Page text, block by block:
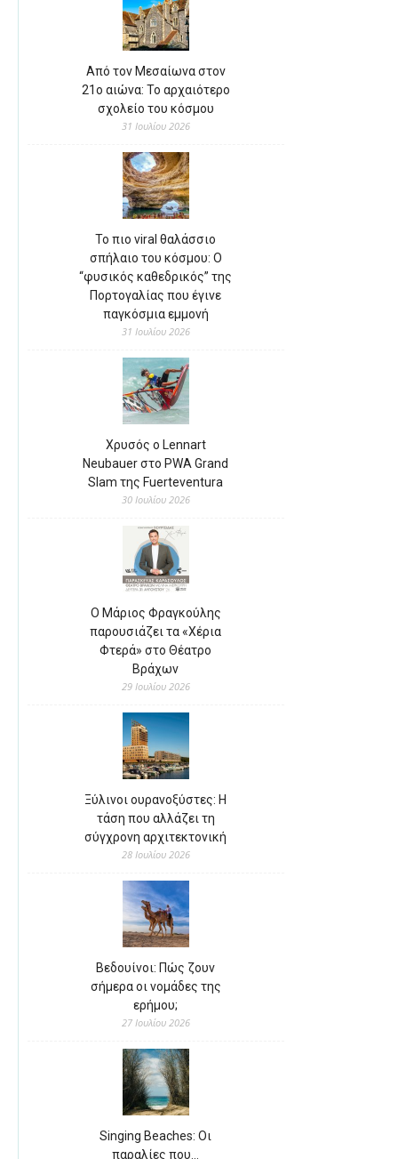
Από τον Μεσαίωνα στον
21ο αιώνα: Το αρχαιότερο
σχολείο του κόσμου
31 Ιουλίου 2026
Το πιο viral θαλάσσιο
σπήλαιο του κόσμου: Ο
“φυσικός καθεδρικός” της
Πορτογαλίας που έγινε
παγκόσμια εμμονή
31 Ιουλίου 2026
Χρυσός ο Lennart
Neubauer στο PWA Grand
Slam της Fuerteventura
30 Ιουλίου 2026
Ο Μάριος Φραγκούλης
παρουσιάζει τα «Χέρια
Φτερά» στο Θέατρο
Βράχων
29 Ιουλίου 2026
Ξύλινοι ουρανοξύστες: Η
τάση που αλλάζει τη
σύγχρονη αρχιτεκτονική
28 Ιουλίου 2026
Βεδουίνοι: Πώς ζουν
σήμερα οι νομάδες της
ερήμου;
27 Ιουλίου 2026
Singing Beaches: Οι
παραλίες που…